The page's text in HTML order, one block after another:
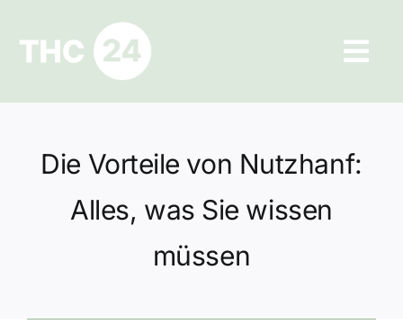
springen
Ratgeber
Hilfe und Kontakt
Datenschutz
Die Vorteile von Nutzhanf:
Alles, was Sie wissen
müssen